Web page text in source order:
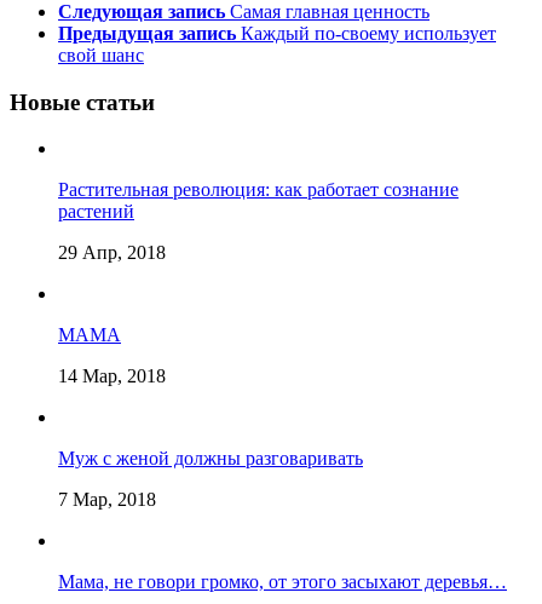
Следующая запись Самая главная ценность
Предыдущая запись Каждый по-своему использует
свой шанс
Новые статьи
Растительная революция: как работает сознание
растений
29 Апр, 2018
МАМА
14 Мар, 2018
Муж с женой должны разговаривать
7 Мар, 2018
Мама, не говори громко, от этого засыхают деревья…